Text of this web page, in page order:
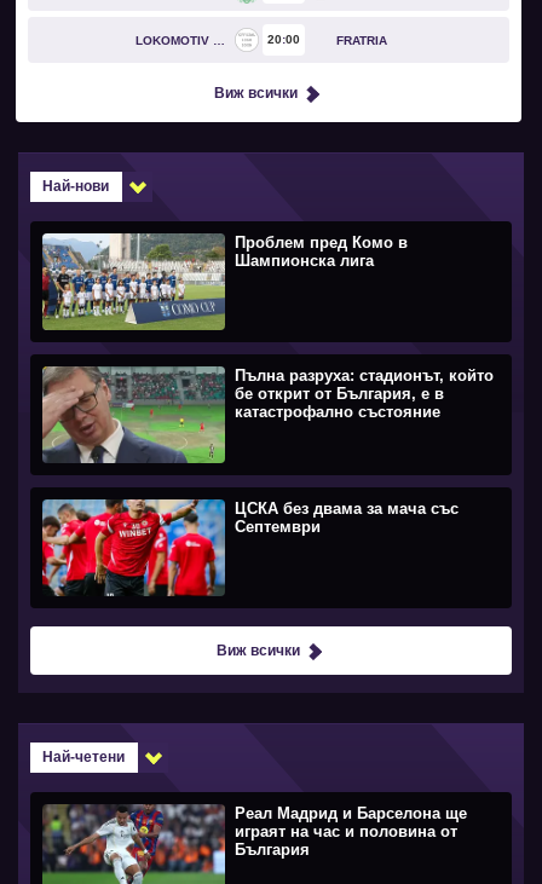
20 00 FRATRIA
Виж всички
Най-нови
Проблем пред Комо в
Шампионска лига
Пълна разруха: стадионът, който
бе открит от България, е в
катастрофално състояние
ЦСКА без двама за мача със
Септември
Виж всички
Най-четени
Реал Мадрид и Барселона ще
играят на час и половина от
България